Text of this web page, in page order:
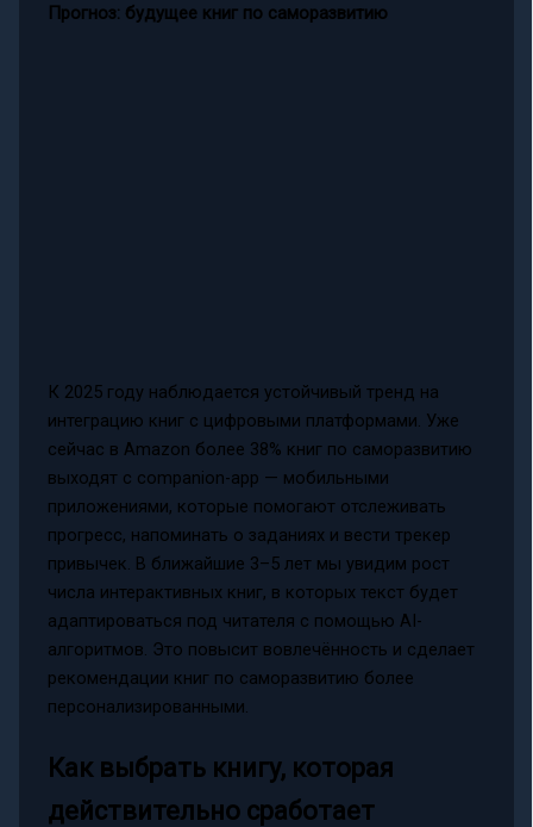
Прогноз: будущее книг по саморазвитию
К 2025 году наблюдается устойчивый тренд на
интеграцию книг с цифровыми платформами. Уже
сейчас в Amazon более 38% книг по саморазвитию
выходят с companion-app — мобильными
приложениями, которые помогают отслеживать
прогресс, напоминать о заданиях и вести трекер
привычек. В ближайшие 3–5 лет мы увидим рост
числа интерактивных книг, в которых текст будет
адаптироваться под читателя с помощью AI-
алгоритмов. Это повысит вовлечённость и сделает
рекомендации книг по саморазвитию более
персонализированными.
Как выбрать книгу, которая
действительно сработает